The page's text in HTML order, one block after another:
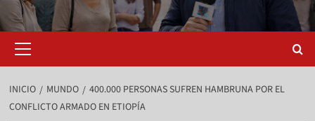
INICIO MUNDO
400.000 PERSONAS SUFREN HAMBRUNA POR EL
CONFLICTO ARMADO EN ETIOPÍA